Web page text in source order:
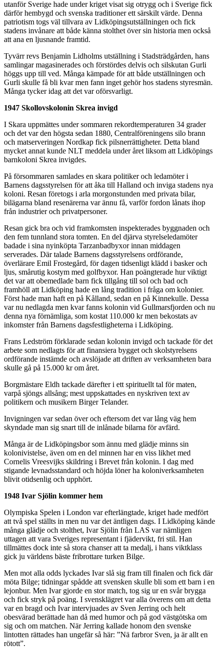
utanför Sverige hade under kriget visat sig otrygg och i Sverige fick
därför hembygd och svenska traditioner ett särskilt värde. Denna
patriotism togs väl tillvara av Lidköpingsutställningen och fick
stadens invånare att både känna stolthet över sin historia men också
att ana en ljusnande framtid.
Tyvärr revs Benjamin Lidholms utställning i Stadsträdgården, hans
samlingar magasinerades och förstördes delvis och silskutan Gurli
höggs upp till ved. Många kämpade för att både utställningen och
Gurli skulle få bli kvar men fann inget gehör hos stadens styresmän.
Många tycker idag att det var oförsvarligt.
1947 Skollovskolonin Skrea invigd
I Skara uppmättes under sommaren rekordtemperaturen 34 grader
och det var den högsta sedan 1880, Centralföreningens silo brann
och matserveringen Nordkap fick pilsnerrättigheter. Detta bland
mycket annat kunde NLT meddela under året liksom att Lidköpings
barnkoloni Skrea invigdes.
På försommaren samlades en skara politiker och ledamöter i
Barnens dagsstyrelsen för att åka till Halland och inviga stadens nya
koloni. Resan företogs i arla morgonstunden med privata bilar,
bilägarna bland resenärerna var ännu få, varför fordon lånats ihop
från industrier och privatpersoner.
Resan gick bra och vid framkomsten inspekterades byggnaden och
den fem tunnland stora tomten. En del djärva styrelseledamöter
badade i sina nyinköpta Tarzanbadbyxor innan middagen
serverades. Där talade Barnens dagsstyrelsens ordförande,
överlärare Emil Frostegård, för dagen tidsenligt klädd i basker och
ljus, smårutig kostym med golfbyxor. Han poängterade hur viktigt
det var att obemedlade barn fick tillgång till sol och bad och
framhöll att Lidköping hade en lång tradition i fråga om kolonier.
Först hade man haft en på Kålland, sedan en på Kinnekulle. Dessa
var nu nedlagda men kvar fanns kolonin vid Gullmarsfjorden och nu
denna nya förnämliga, som kostat 110.000 kr men bekostats av
inkomster från Barnens dagsfestligheterna i Lidköping.
Frans Ledström förklarade sedan kolonin invigd och tackade för det
arbete som nedlagts för att finansiera bygget och skolstyrelsens
ordförande instämde och avslöjade att driften av verksamheten bara
skulle gå på 15.000 kr om året.
Borgmästare Eldh tackade därefter i ett spirituellt tal för maten,
varpå sjöngs allsång; mest uppskattades en nyskriven text av
politikern och musikern Birger Telander.
Invigningen var sedan över och eftersom det var lång väg hem
skyndade man sig snart till de inlånade bilarna för avfärd.
Många är de Lidköpingsbor som ännu med glädje minns sin
kolonivistelse, även om en del minnen har en viss likhet med
Cornelis Vreesvijks skildring i Brevet från kolonin. I dag med
stigande levnadsstandard och höjda löner ha koloniverksamheten
blivit otidsenlig och upphört.
1948 Ivar Sjölin kommer hem
Olympiska Spelen i London var efterlängtade, kriget hade medfört
att två spel ställts in men nu var det äntligen dags. I Lidköping kände
många glädje och stolthet, Ivar Sjölin från LAS var nämligen
uttagen att vara Sveriges representant i fjädervikt, fri stil. Han
tillmättes dock inte så stora chanser att ta medalj, i hans viktklass
gick ju världens bäste fribrottare turken Bilge.
Men mot alla odds lyckades Ivar slå sig fram till finalen och fick där
möta Bilge; tidningar spådde att svensken skulle bli som ett barn i en
lejonbur. Men Ivar gjorde en stor match, tog sig ur en svår brygga
och fick stryk på poäng. I svensklägret var alla överens om att detta
var en bragd och Ivar intervjuades av Sven Jerring och helt
obesvärad berättade han då med humor och på god västgötska om
sig och om matchen. När Jerring kallade honom den svenske
lintotten rättades han ungefär så här: ”Nä farbror Sven, ja är allt en
rötott”.